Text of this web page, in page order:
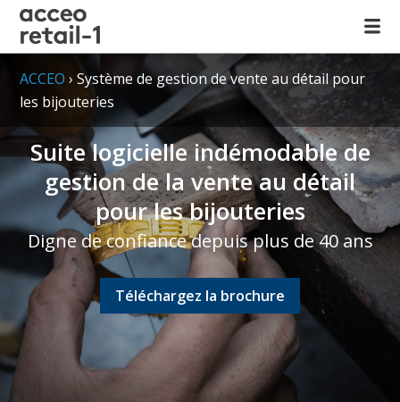
ACCEO ›Système de gestion de vente au détail pour
les bijouteries
Suite logicielle indémodable de
gestion de la vente au détail
pour les bijouteries
Digne de confiance depuis plus de 40 ans
Téléchargez la brochure